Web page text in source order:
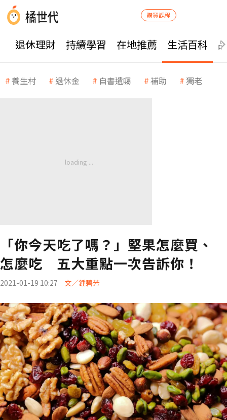
購買課程
退休理財 持續學習 在地推薦 生活百科
養生村 退休金 自書遺囑 補助 獨老
「你今天吃了嗎？」堅果怎麼買、
怎麼吃 五大重點一次告訴你！
2021-01-19 10:27 文／鍾碧芳